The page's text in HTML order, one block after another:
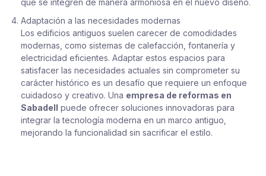
que se integren de manera armoniosa en el nuevo diseño.
Adaptación a las necesidades modernas
Los edificios antiguos suelen carecer de comodidades
modernas, como sistemas de calefacción, fontanería y
electricidad eficientes. Adaptar estos espacios para
satisfacer las necesidades actuales sin comprometer su
carácter histórico es un desafío que requiere un enfoque
cuidadoso y creativo. Una empresa de reformas en
Sabadell puede ofrecer soluciones innovadoras para
integrar la tecnología moderna en un marco antiguo,
mejorando la funcionalidad sin sacrificar el estilo.